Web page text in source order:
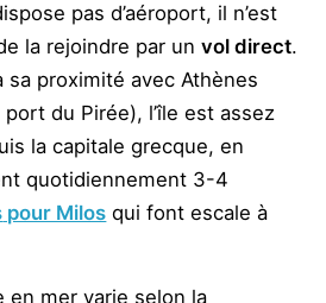
pas d’aéroport, il n’est
la rejoindre par unvol direct.
sa proximité avec Athènes
du Pirée), l’île est assez
la capitale grecque, en
quotidiennement 3-4
pour Milos qui font escale à
en mer varie selon la